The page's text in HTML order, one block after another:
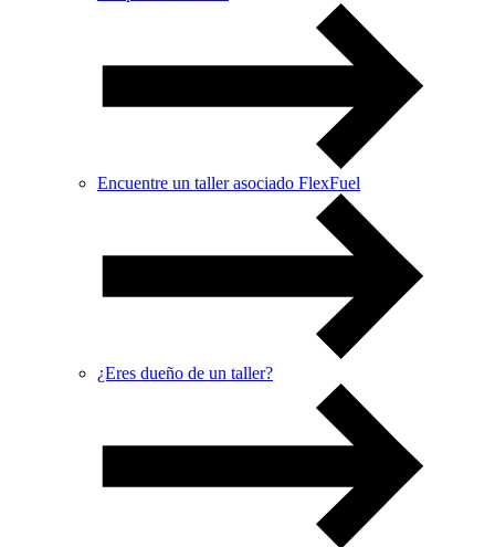
Encuentre un taller asociado FlexFuel
¿Eres dueño de un taller?